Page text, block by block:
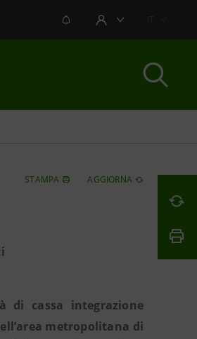
NOTIFICHEAREA UTENTE
STAMPA AGGIORNA
di cassa integrazione
metropolitana di